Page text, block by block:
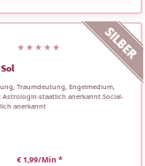
Traumdeutung, Engelmedium,
staatlich anerkannt Social-
anerkannt
€ 1,99/Min *